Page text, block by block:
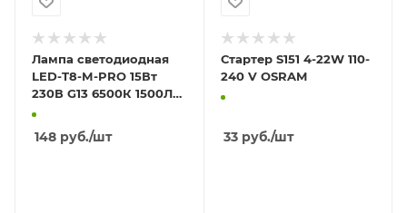
Лампа светодиодная
LED-T8-М-PRO 15Вт
230В G13 6500К 1500Лм
600мм матовая
поворотная
148 руб./шт
Стартер S151 4-22W 110-
240 V OSRAM
33руб./шт